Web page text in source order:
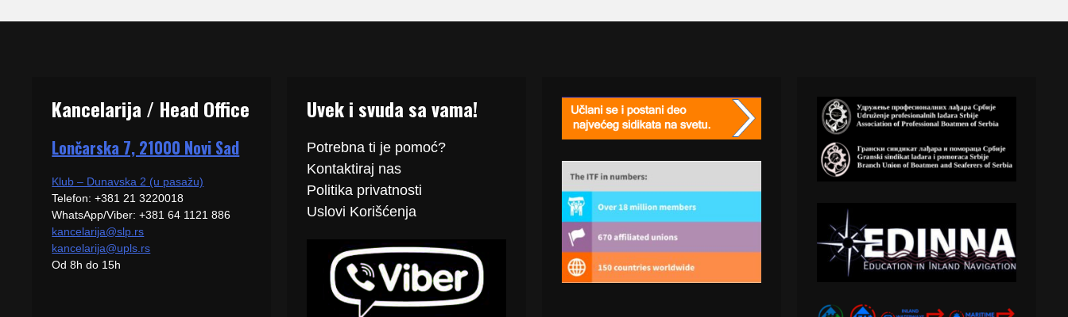
Kancelarija / Head Office
Lončarska 7, 21000 Novi Sad
Klub – Dunavska 2 (u pasažu)
Telefon: +381 21 3220018
WhatsApp/Viber: +381 64 1121 886
kancelarija@slp.rs
kancelarija@upls.rs
Od 8h do 15h
Uvek i svuda sa vama!
Potrebna ti je pomoć?
Kontaktiraj nas
Politika privatnosti
Uslovi Korišćenja